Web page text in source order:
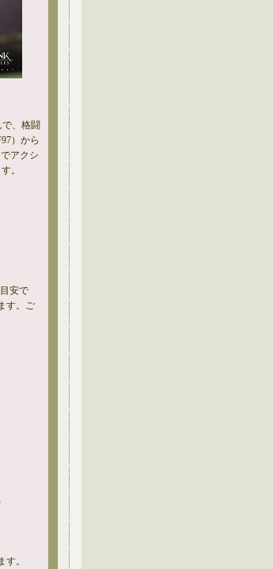
、格闘
）から
アクシ
。
安で
す。ご
。